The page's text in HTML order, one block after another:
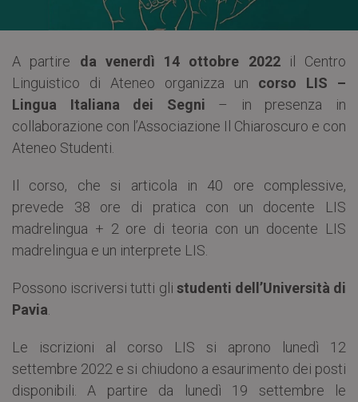
A partire da venerdì 14 ottobre 2022il Centro
Linguistico di Ateneo organizza un corso LIS –
Lingua Italiana dei Segni – in presenza in
collaborazione con l’Associazione Il Chiaroscuro e con
Ateneo Studenti.
Il corso, che si articola in 40 ore complessive,
prevede 38 ore di pratica con un docente LIS
madrelingua + 2 ore di teoria con un docente LIS
madrelingua e un interprete LIS.
Possono iscriversi tutti gli studenti dell’Università di
Pavia
Le iscrizioni al corso LIS si aprono lunedì 12
settembre 2022 e si chiudono a esaurimento dei posti
disponibili. A partire da lunedì 19 settembre le